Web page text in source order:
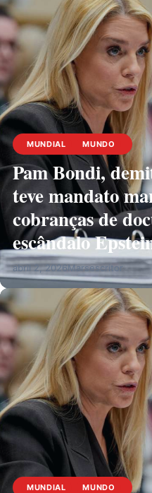
MUNDIAL MUNDO
Pam Bondi,
teve mandato
cobranças de
escândalo
abril 2, 2026Marsescritor
MUNDIAL MUNDO